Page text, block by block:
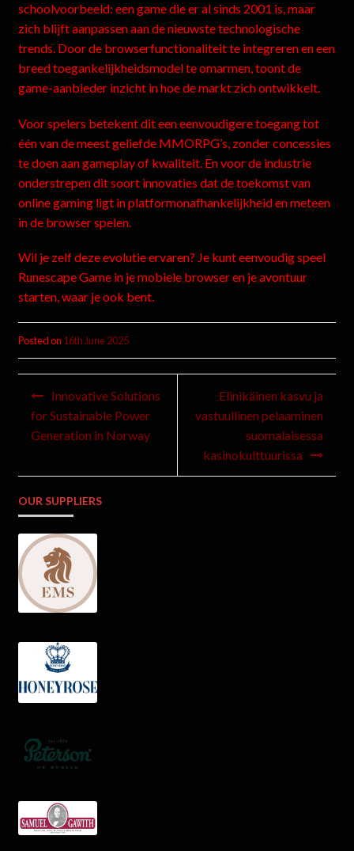
schoolvoorbeeld: een game die er al sinds 2001 is, maar
zich blijft aanpassen aan de nieuwste technologische
trends. Door de browserfunctionaliteit te integreren en een
breed toegankelijkheidsmodel te omarmen, toont de
game-aanbieder inzicht in hoe de markt zich ontwikkelt.
Voor spelers betekent dit een eenvoudigere toegang tot
één van de meest geliefde MMORPG’s, zonder concessies
te doen aan gameplay of kwaliteit. En voor de industrie
onderstrepen dit soort innovaties dat de toekomst van
online gaming ligt in platformonafhankelijkheid en meteen
in de browser spelen.
Wil je zelf deze evolutie ervaren? Je kunt eenvoudig speel
Runescape Game in je mobiele browser en je avontuur
starten, waar je ook bent.
Posted on 16th June 2025
Innovative Solutions
for Sustainable Power
Generation in Norway
Elinikäinen kasvu ja
vastuullinen pelaaminen
suomalaisessa
kasinokulttuurissa
OUR SUPPLIERS